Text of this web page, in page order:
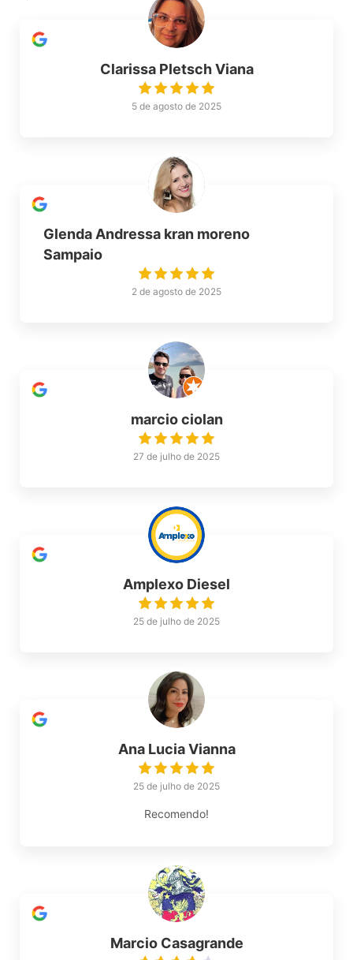
Clarissa Pletsch Viana
5 de agosto de 2025
Glenda Andressa kran moreno
Sampaio
2 de agosto de 2025
marcio ciolan
27 de julho de 2025
Amplexo Diesel
25 de julho de 2025
Ana Lucia Vianna
25 de julho de 2025
Recomendo!
Marcio Casagrande